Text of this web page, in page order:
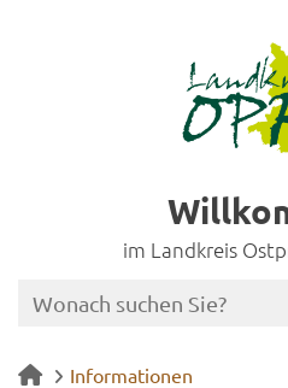
im Landkreis
Informationen